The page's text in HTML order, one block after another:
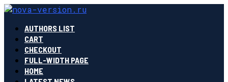
AUTHORS LIST
CART
CHECKOUT
FULL-WIDTH PAGE
HOME